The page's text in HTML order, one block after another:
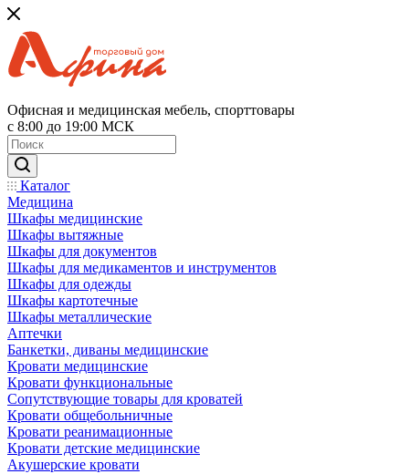
Офисная и медицинская мебель, спорттовары
с 8:00 до 19:00 МСК
Каталог
Медицина
Шкафы медицинские
Шкафы вытяжные
Шкафы для документов
Шкафы для медикаментов и инструментов
Шкафы для одежды
Шкафы картотечные
Шкафы металлические
Аптечки
Банкетки, диваны медицинские
Кровати медицинские
Кровати функциональные
Сопутствующие товары для кроватей
Кровати общебольничные
Кровати реанимационные
Кровати детские медицинские
Акушерские кровати